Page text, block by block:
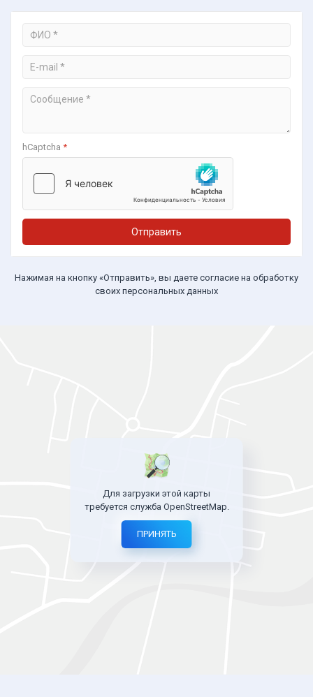
hCaptcha *
Отправить
Нажимая на кнопку «Отправить», вы даете согласие на обработку
своих персональных данных
Для загрузки этой карты
требуется служба OpenStreetMap.
ПРИНЯТЬ